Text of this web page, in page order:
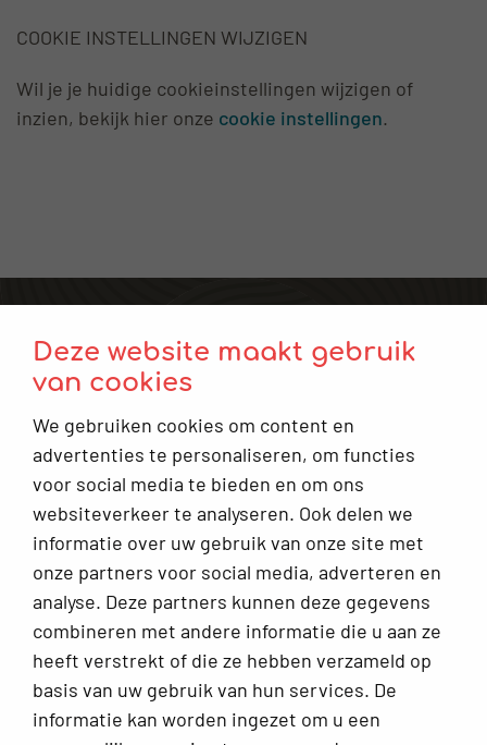
Deze website maakt gebruik
van cookies
We gebruiken cookies om content en
advertenties te personaliseren, om functies
voor social media te bieden en om ons
websiteverkeer te analyseren. Ook delen we
informatie over uw gebruik van onze site met
onze partners voor social media, adverteren en
analyse. Deze partners kunnen deze gegevens
combineren met andere informatie die u aan ze
heeft verstrekt of die ze hebben verzameld op
basis van uw gebruik van hun services. De
informatie kan worden ingezet om u een
COOKIE INSTELLINGEN WIJZIGEN
Wil je je huidige cookieinstellingen wijzigen of
inzien, bekijk hier onze cookie instellingen.
Plan een afspraak
Keuzehulp: Moet ik naar de gynaecoloog?
Infoplein
Veelgestelde vragen
Alles voor jouw klachten rondom de vrouwelijke cyclus
Over Ellesie
Werkwijze, ons team en meer